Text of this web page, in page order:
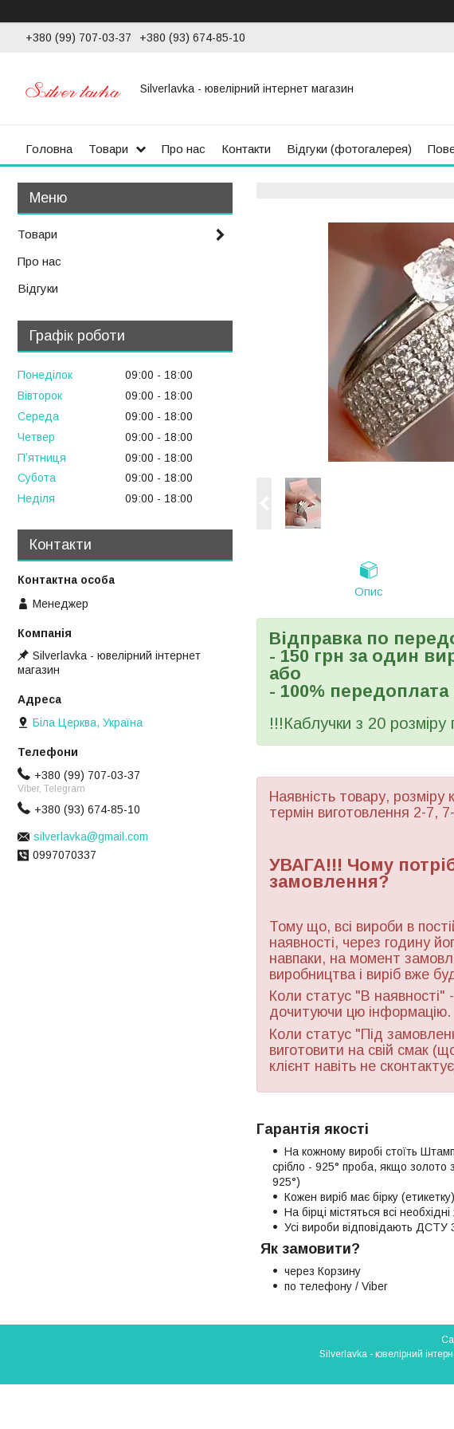
+380 (99) 707-03-37 +380 (93) 674-85-10
Silverlavka - ювелірний інтернет магазин
Головна Товари Про нас Контакти Відгуки (фотогалерея)
Опис
Відправка по
- 150 грн за один
або
- 100% передоплата
!!!Каблучки з 20
Наявність товару,
термін виготовлення 2-7,
УВАГА!!! Чому
замовлення?
Тому що, всі вироби в
наявності, через годину
навпаки, на момент
виробництва і виріб вже
Коли статус "В наявності"
дочитуючи цю інформацію.
Коли статус "Під
виготовити на свій смак
клієнт навіть не
Гарантія якості
На кожному виробі стоїть
срібло - 925° проба, якщо золото
925°)
Кожен виріб має бірку
На бірці містяться всі
Усі вироби відповідають ДСТУ
Як замовити?
через Корзину
по телефону / Viber
Товари
Про нас
Відгуки
Графік роботи
Понеділок 09:00
18:00
Вівторок
09:00
18:00
Середа
09:00
18:00
Четвер
09:00
18:00
Пʼятниця
09:00
18:00
Субота
09:00
18:00
Неділя
09:00 18:00
Контакти
Менеджер
Silverlavka - ювелірний інтернет
магазин
Біла Церква, Україна
+380 (99) 707-03-37
Viber, Telegram
+380 (93) 674-85-10
silverlavka@gmail.com
0997070337